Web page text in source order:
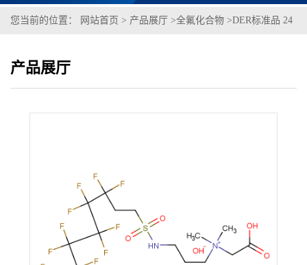
您当前的位置： 网站首页 > 产品展厅 >全氟化合物 >DER标准品 24
产品展厅